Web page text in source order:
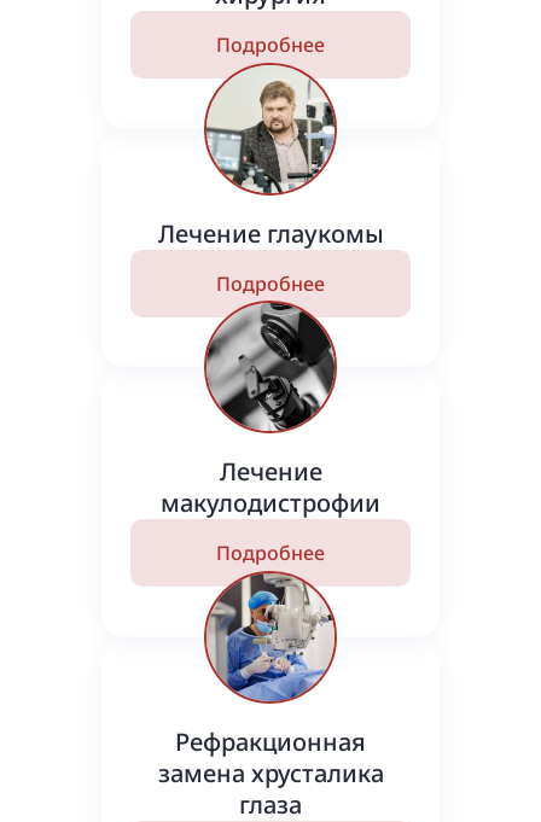
Подробнее
Лечение глаукомы
Подробнее
Лечение
макулодистрофии
Подробнее
Рефракционная
замена хрусталика
глаза